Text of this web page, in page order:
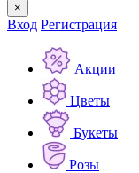
×
Вход Регистрация
Акции
Цветы
Букеты
Розы